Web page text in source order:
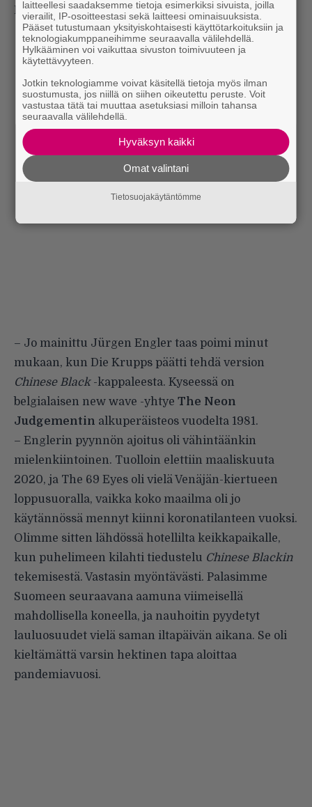
Danzigin nykyisessä yhtyeessä.
– Jo mainittu Jürgen Engler taas poimi minut
mukaan, kun Die Krupps päätti tehdä version
Chinese Black-kappaleesta. Kyseessä on
belgialaisen new wave -yhtye The Neon
Judgementin alkuperäisteos vuodelta 1981.
– Englerin pyynnön ajoitus oli vähintäänkin
mielenkiintoinen. Tuolloin elettiin maaliskuuta
2020, ja The 69 Eyes oli vielä Venäjän-kiertueen
loppusuoralla, vaikka koko maailma oli jo
käytännössä mennyt kiinni koronatilanteen vuoksi.
Olimme sitten lähdössä hotellilta keikkapaikalle,
kun puhelimeen kilahti tiedustelu Chinese Blackin
tekemisestä. Vastasin myöntävästi. Palasimme
Suomeen seuraavana aamuna viimeisellä
mahdollisella koneella, ja nauhoitin pyydetyt
lauluosuudet vielä saman iltapäivän aikana. Se oli
kieltämättä varsin hektinen tapa aloittaa
pandemiavuosi.
laitteellesi saadaksemme tietoja esimerkiksi sivuista, joilla
vierailit, IP-osoitteestasi sekä laitteesi ominaisuuksista.
Pääset tutustumaan yksityiskohtaisesti käyttötarkoituksiin ja
teknologiakumppaneihimme seuraavalla välilehdellä.
Hylkääminen voi vaikuttaa sivuston toimivuuteen ja
käytettävyyteen.
Jotkin teknologiamme voivat käsitellä tietoja myös ilman
suostumusta, jos niillä on siihen oikeutettu peruste. Voit
vastustaa tätä tai muuttaa asetuksiasi milloin tahansa
seuraavalla välilehdellä.
Hyväksyn kaikki
Omat valintani
Tietosuojakäytäntömme